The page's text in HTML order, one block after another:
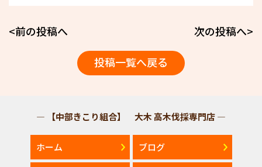
<前の投稿へ
投稿一覧へ戻る
次の投稿へ>
— 【中部きこり組合】 大木 高木伐採専門店 —
ホーム ブログ